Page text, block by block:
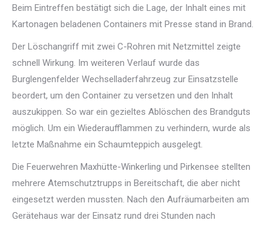
Beim Eintreffen bestätigt sich die Lage, der Inhalt eines mit
Kartonagen beladenen Containers mit Presse stand in Brand.
Der Löschangriff mit zwei C-Rohren mit Netzmittel zeigte
schnell Wirkung. Im weiteren Verlauf wurde das
Burglengenfelder Wechselladerfahrzeug zur Einsatzstelle
beordert, um den Container zu versetzen und den Inhalt
auszukippen. So war ein gezieltes Ablöschen des Brandguts
möglich. Um ein Wiederaufflammen zu verhindern, wurde als
letzte Maßnahme ein Schaumteppich ausgelegt.
Die Feuerwehren Maxhütte-Winkerling und Pirkensee stellten
mehrere Atemschutztrupps in Bereitschaft, die aber nicht
eingesetzt werden mussten. Nach den Aufräumarbeiten am
Gerätehaus war der Einsatz rund drei Stunden nach